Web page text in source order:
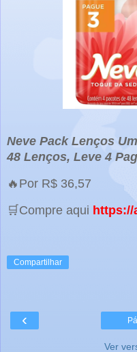
Neve Pack Lenços
48 Lenços, Leve 4
🔥Por R$ 36,57
🛒Compre aqui https://
Compartilhar
‹
Ver